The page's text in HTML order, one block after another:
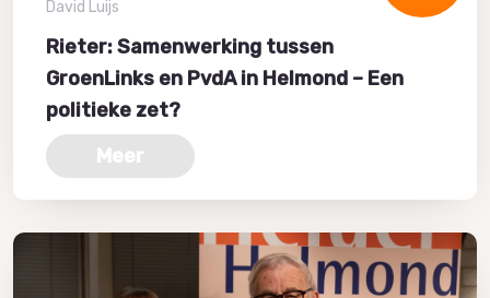
David Luijs
Rieter: Samenwerking tussen
GroenLinks en PvdA in Helmond – Een
politieke zet?
Meer